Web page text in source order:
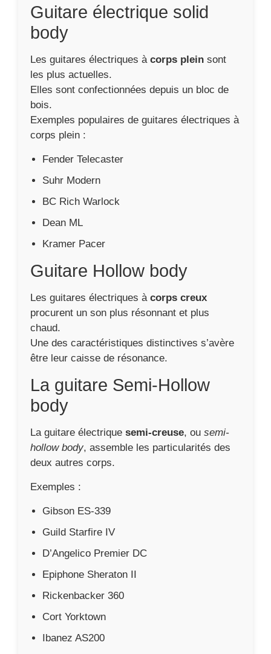
Guitare électrique solid
body
Les guitares électriques à corps plein sont
les plus actuelles.
Elles sont confectionnées depuis un bloc de
bois.
Exemples populaires de guitares électriques à
corps plein :
Fender Telecaster
Suhr Modern
BC Rich Warlock
Dean ML
Kramer Pacer
Guitare Hollow body
Les guitares électriques à corps creux
procurent un son plus résonnant et plus
chaud.
Une des caractéristiques distinctives s’avère
être leur caisse de résonance.
La guitare Semi-Hollow
body
La guitare électrique semi-creuse, ou semi-
hollow body, assemble les particularités des
deux autres corps.
Exemples :
Gibson ES-339
Guild Starfire IV
D’Angelico Premier DC
Epiphone Sheraton II
Rickenbacker 360
Cort Yorktown
Ibanez AS200